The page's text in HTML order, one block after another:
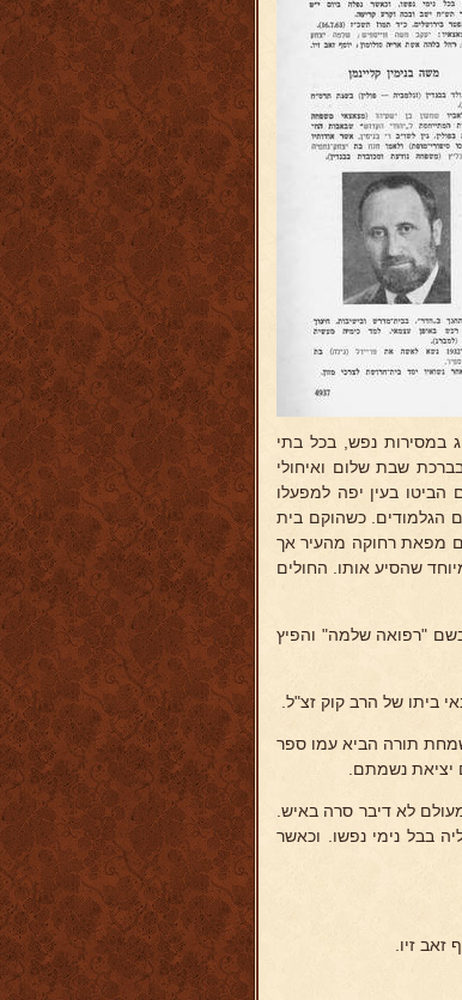
במסירות נפש, בכל בתי
שבת שלום ואיחולי
בעין יפה למפעלו
הגלמודים. כשהוקם בית
מפאת רחוקה מהעיר אך
שהסיע אותו. החולים
"רפואה שלמה" והפיץ
ביתו של הרב קוק זצ"ל.
תורה הביא עמו ספר
יציאת נשמתם.
לא דיבר סרה באיש.
בבל נימי נפשו. וכאשר
זיו.